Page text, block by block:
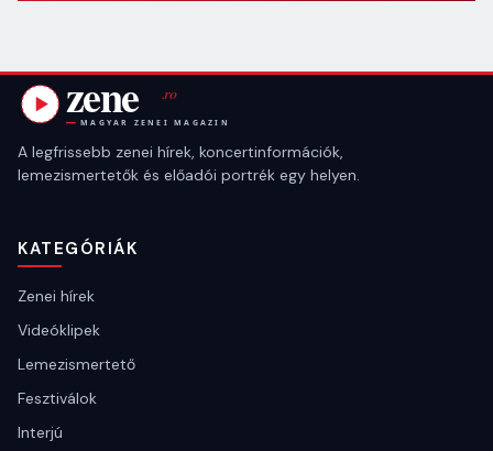
A legfrissebb zenei hírek, koncertinformációk,
lemezismertetők és előadói portrék egy helyen.
KATEGÓRIÁK
Zenei hírek
Videóklipek
Lemezismertető
Fesztiválok
Interjú